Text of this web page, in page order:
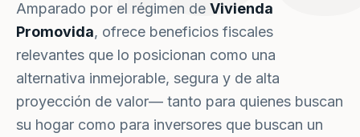
Amparado por el régimen de Vivienda
Promovida, ofrece beneficios fiscales
relevantes que lo posicionan como una
alternativa inmejorable, segura y de alta
proyección de valor— tanto para quienes buscan
su hogar como para inversores que buscan un